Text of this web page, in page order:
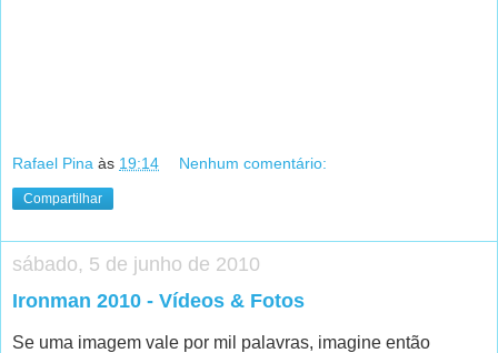
Rafael Pina às 19:14 Nenhum comentário:
Compartilhar
sábado, 5 de junho de 2010
Ironman 2010 - Vídeos & Fotos
Se uma imagem vale por mil palavras, imagine então